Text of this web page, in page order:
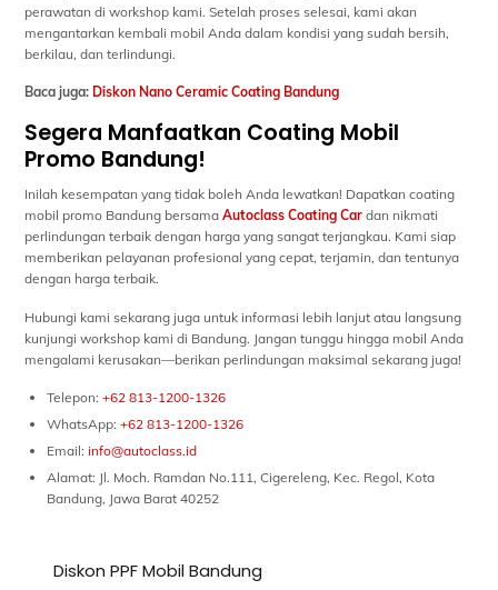
perawatan di workshop kami. Setelah proses selesai, kami akan
mengantarkan kembali mobil Anda dalam kondisi yang sudah bersih,
berkilau, dan terlindungi.
Baca juga: Diskon Nano Ceramic Coating Bandung
Segera Manfaatkan Coating Mobil
Promo Bandung!
Inilah kesempatan yang tidak boleh Anda lewatkan! Dapatkan coating
mobil promo Bandung bersamaAutoclass Coating Car dan nikmati
perlindungan terbaik dengan harga yang sangat terjangkau. Kami siap
memberikan pelayanan profesional yang cepat, terjamin, dan tentunya
dengan harga terbaik.
Hubungi kami sekarang juga untuk informasi lebih lanjut atau langsung
kunjungi workshop kami di Bandung. Jangan tunggu hingga mobil Anda
mengalami kerusakan—berikan perlindungan maksimal sekarang juga!
Telepon: +62 813-1200-1326
WhatsApp: +62 813-1200-1326
Email: info@autoclass.id
Alamat: Jl. Moch. Ramdan No.111, Cigereleng, Kec. Regol, Kota
Bandung, Jawa Barat 40252
Diskon PPF Mobil Bandung